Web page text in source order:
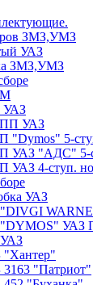
ЗМЗ,УМЗ
УАЗ
ЗМЗ,УМЗ
УАЗ
УАЗ
"Dymos" 5-
УАЗ "АДС" 5-
УАЗ 4-ступ.
УАЗ
"DIVGI
УАЗ
"Хантер"
3163 "Патриот"